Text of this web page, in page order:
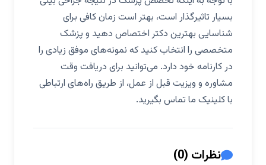
بسیار تاثیرگذار است، بهتر است زمان کافی برای
شناسایی بهترین دکتر اختصاص دهید و پزشک
متخصصی را انتخاب کنید که نمونه‌های موفق زیادی را
در کارنامه خود دارد. می‌توانید برای دریافت وقت
مشاوره و ویزیت قبل از عمل، از طریق راه‌های ارتباطی
با کلینیک ما تماس بگیرید.
نظرات (0)